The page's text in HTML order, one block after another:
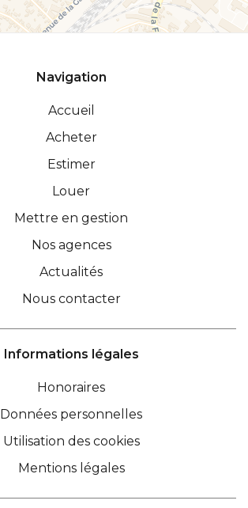
Navigation
Accueil
Acheter
Estimer
Louer
Mettre en gestion
Nos agences
Actualités
Nous contacter
Informations légales
Honoraires
Données personnelles
Utilisation des cookies
Mentions légales